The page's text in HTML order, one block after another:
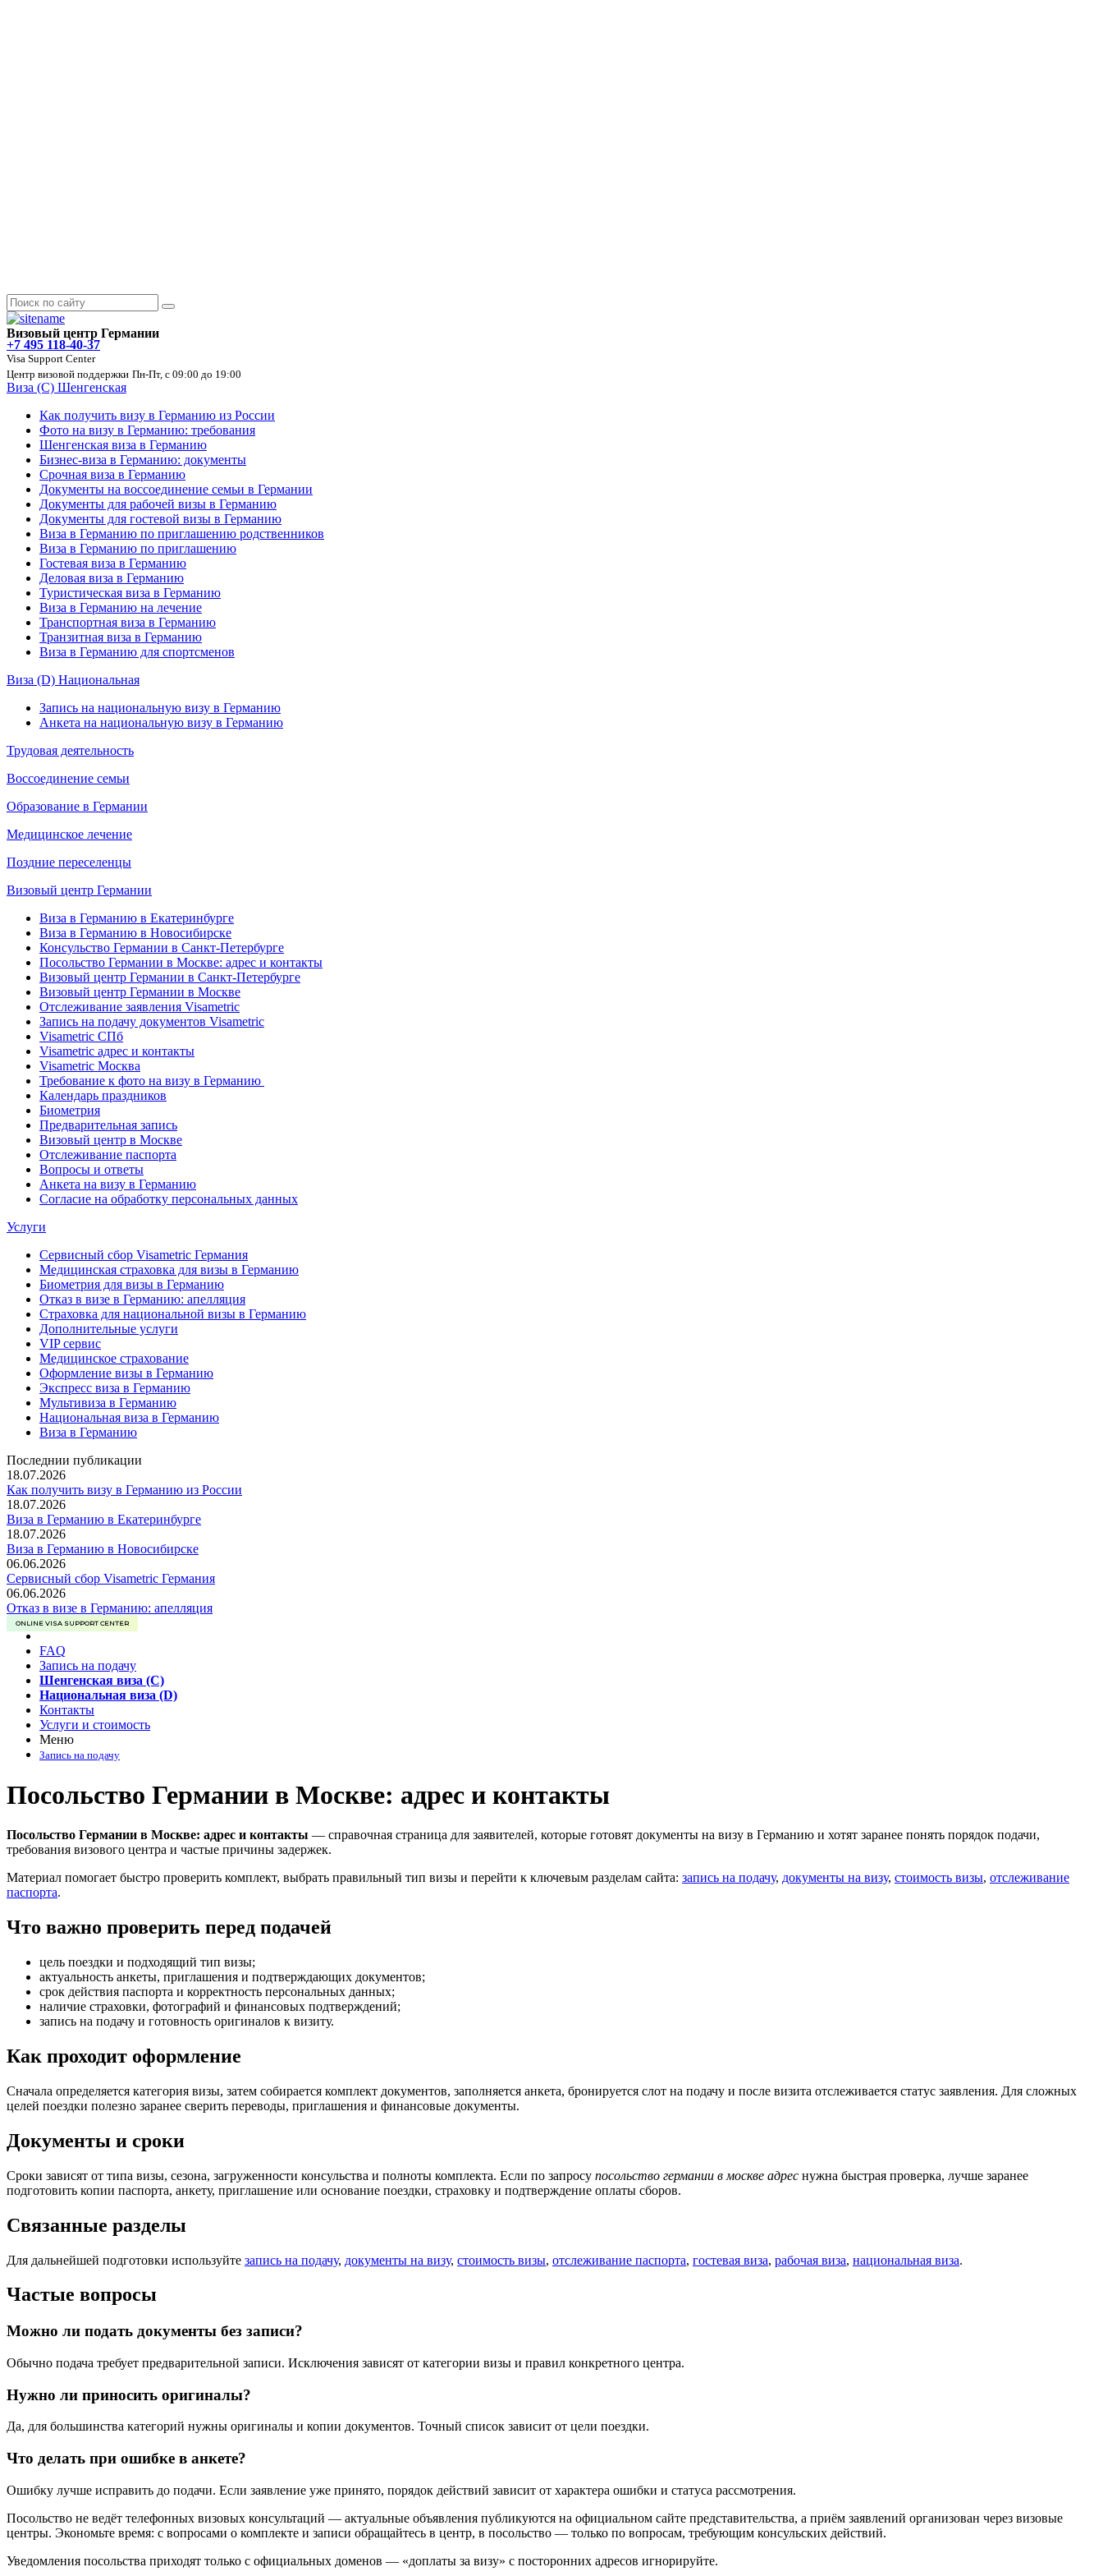
Визовый центр Германии
+7 495 118-40-37
Visa Support Center
Центр визовой поддержки Пн-Пт, с 09:00 до 19:00
Виза (C) Шенгенская
Как получить визу в Германию из России
Фото на визу в Германию: требования
Шенгенская виза в Германию
Бизнес-виза в Германию: документы
Срочная виза в Германию
Документы на воссоединение семьи в Германии
Документы для рабочей визы в Германию
Документы для гостевой визы в Германию
Виза в Германию по приглашению родственников
Виза в Германию по приглашению
Гостевая виза в Германию
Деловая виза в Германию
Туристическая виза в Германию
Виза в Германию на лечение
Транспортная виза в Германию
Транзитная виза в Германию
Виза в Германию для спортсменов
Виза (D) Национальная
Запись на национальную визу в Германию
Анкета на национальную визу в Германию
Трудовая деятельность
Воссоединение семьи
Образование в Германии
Медицинское лечение
Поздние переселенцы
Визовый центр Германии
Виза в Германию в Екатеринбурге
Виза в Германию в Новосибирске
Консульство Германии в Санкт-Петербурге
Посольство Германии в Москве: адрес и контакты
Визовый центр Германии в Санкт-Петербурге
Визовый центр Германии в Москве
Отслеживание заявления Visametric
Запись на подачу документов Visametric
Visametric СПб
Visametric адрес и контакты
Visametric Москва
Требование к фото на визу в Германию
Календарь праздников
Биометрия
Предварительная запись
Визовый центр в Москве
Отслеживание паспорта
Вопросы и ответы
Анкета на визу в Германию
Согласие на обработку персональных данных
Услуги
Сервисный сбор Visametric Германия
Медицинская страховка для визы в Германию
Биометрия для визы в Германию
Отказ в визе в Германию: апелляция
Страховка для национальной визы в Германию
Дополнительные услуги
VIP сервис
Медицинское страхование
Оформление визы в Германию
Экспресс виза в Германию
Мультивиза в Германию
Национальная виза в Германию
Виза в Германию
Последнии публикации
18.07.2026
Как получить визу в Германию из России
18.07.2026
Виза в Германию в Екатеринбурге
18.07.2026
Виза в Германию в Новосибирске
06.06.2026
Сервисный сбор Visametric Германия
06.06.2026
Отказ в визе в Германию: апелляция
ONLINE VISA SUPPORT CENTER
FAQ
Запись на подачу
Шенгенская виза (C)
Национальная виза (D)
Контакты
Услуги и стоимость
Меню
Запись на подачу
Посольство Германии в Москве: адрес и контакты
Посольство Германии в Москве: адрес и контакты — справочная страница для заявителей, которые готовят документы на визу в Германию и хотят заранее понять порядок подачи,
требования визового центра и частые причины задержек.
Материал помогает быстро проверить комплект, выбрать правильный тип визы и перейти к ключевым разделам сайта: запись на подачу, документы на визу, стоимость визы, отслеживание
паспорта.
Что важно проверить перед подачей
цель поездки и подходящий тип визы;
актуальность анкеты, приглашения и подтверждающих документов;
срок действия паспорта и корректность персональных данных;
наличие страховки, фотографий и финансовых подтверждений;
запись на подачу и готовность оригиналов к визиту.
Как проходит оформление
Сначала определяется категория визы, затем собирается комплект документов, заполняется анкета, бронируется слот на подачу и после визита отслеживается статус заявления. Для сложных
целей поездки полезно заранее сверить переводы, приглашения и финансовые документы.
Документы и сроки
Сроки зависят от типа визы, сезона, загруженности консульства и полноты комплекта. Если по запросу посольство германии в москве адрес нужна быстрая проверка, лучше заранее
подготовить копии паспорта, анкету, приглашение или основание поездки, страховку и подтверждение оплаты сборов.
Связанные разделы
Для дальнейшей подготовки используйте запись на подачу, документы на визу, стоимость визы, отслеживание паспорта, гостевая виза, рабочая виза, национальная виза.
Частые вопросы
Можно ли подать документы без записи?
Обычно подача требует предварительной записи. Исключения зависят от категории визы и правил конкретного центра.
Нужно ли приносить оригиналы?
Да, для большинства категорий нужны оригиналы и копии документов. Точный список зависит от цели поездки.
Что делать при ошибке в анкете?
Ошибку лучше исправить до подачи. Если заявление уже принято, порядок действий зависит от характера ошибки и статуса рассмотрения.
Посольство не ведёт телефонных визовых консультаций — актуальные объявления публикуются на официальном сайте представительства, а приём заявлений организован через визовые
центры. Экономьте время: с вопросами о комплекте и записи обращайтесь в центр, в посольство — только по вопросам, требующим консульских действий.
Уведомления посольства приходят только с официальных доменов — «доплаты за визу» с посторонних адресов игнорируйте.